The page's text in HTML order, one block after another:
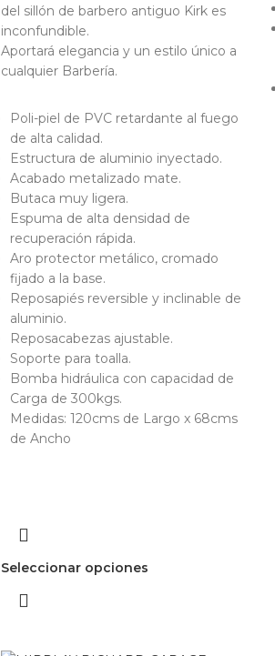
del sillón de barbero antiguo Kirk es
inconfundible.
Aportará elegancia y un estilo único a
cualquier Barbería.
Poli-piel de PVC retardante al fuego
de alta calidad.
Estructura de aluminio inyectado.
Acabado metalizado mate.
Butaca muy ligera.
Espuma de alta densidad de
recuperación rápida.
Aro protector metálico, cromado
fijado a la base.
Reposapiés reversible y inclinable de
aluminio.
Reposacabezas ajustable.
Soporte para toalla.
Bomba hidráulica con capacidad de
Carga de 300kgs.
Medidas: 120cms de Largo x 68cms
de Ancho
Seleccionar opciones